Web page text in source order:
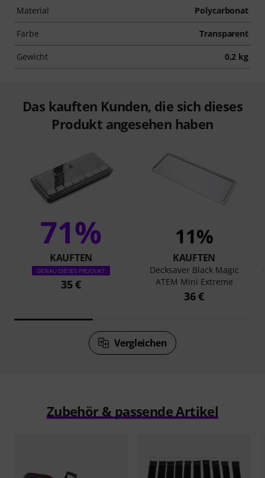
Material Polycarbonat
Farbe Transparent
Gewicht 0,2 kg
Das kauften Kunden, die sich dieses
Produkt angesehen haben
71%
KAUFTEN
GENAU DIESES PRODUKT
35 €
11%
KAUFTEN
Decksaver Black Magic
ATEM Mini Extreme
36 €
Vergleichen
Zubehör & passende Artikel